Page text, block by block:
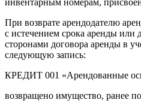
инвентарным номерам,
При возврате арендодателю
с истечением срока аренды или
сторонами договора аренды в
следующую запись:
КРЕДИТ 001 «Арендованные
возвращено имущество, ранее